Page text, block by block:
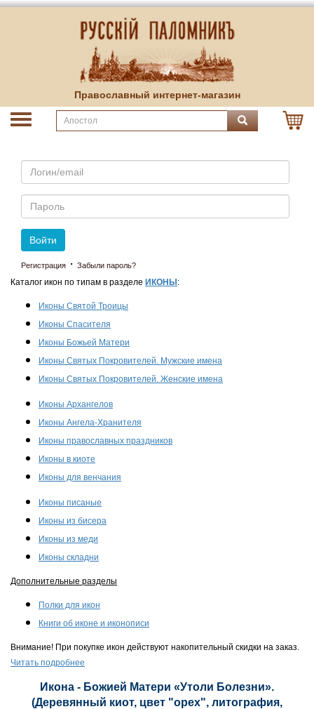
Православный интернет-магазин
Email
Пароль
Войти
Регистрация · Забыли пароль?
Каталог икон по типам в разделе ИКОНЫ :
Иконы Святой Троицы
Иконы Спасителя
Иконы Божьей Матери
Иконы Святых Покровителей. Мужские имена
Иконы Святых Покровителей. Женские имена
Иконы Архангелов
Иконы Ангела-Хранителя
Иконы православных праздников
Иконы в киоте
Иконы для венчания
Иконы писаные
Иконы из бисера
Иконы из меди
Иконы складни
Дополнительные разделы
Полки для икон
Книги об иконе и иконописи
Внимание! При покупке икон действуют накопительный скидки на заказ.
Читать подробнее
Икона - Божией Матери «Утоли Болезни».
(Деревянный киот, цвет "орех", литография,